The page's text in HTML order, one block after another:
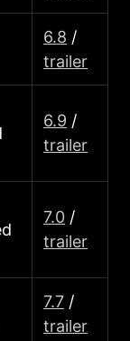
6.8 /
trailer
6.9 /
trailer
7.0 /
trailer
7.7 /
trailer